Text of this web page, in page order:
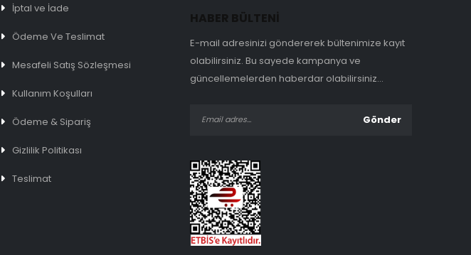
İptal ve İade
Ödeme Ve Teslimat
Mesafeli Satış Sözleşmesi
Kullanım Koşulları
Ödeme & Sipariş
Gizlilik Politikası
Teslimat
HABER BÜLTENİ
E-mail adresinizi göndererek bültenimize kayıt
olabilirsiniz. Bu sayede kampanya ve
güncellemelerden haberdar olabilirsiniz...